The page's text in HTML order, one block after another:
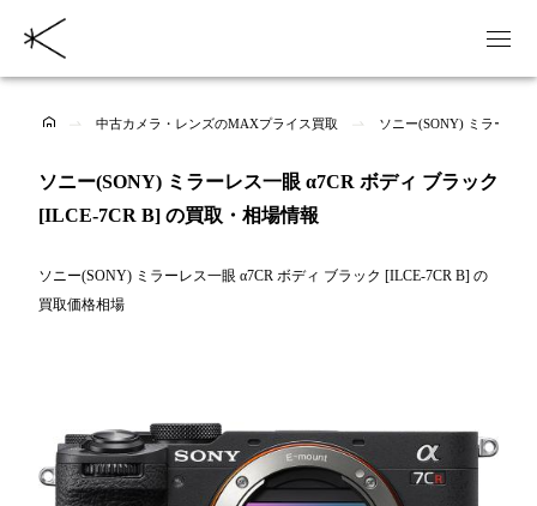
中古カメラ・レンズのMAXプライス買取 ソニー(SONY) ミラーレ
ソニー(SONY) ミラーレス一眼 α7CR ボディ ブラック
[ILCE-7CR B] の買取・相場情報
ソニー(SONY) ミラーレス一眼 α7CR ボディ ブラック [ILCE-7CR B] の
買取価格相場